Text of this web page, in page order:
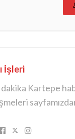
İşleri
dakika Kartepe